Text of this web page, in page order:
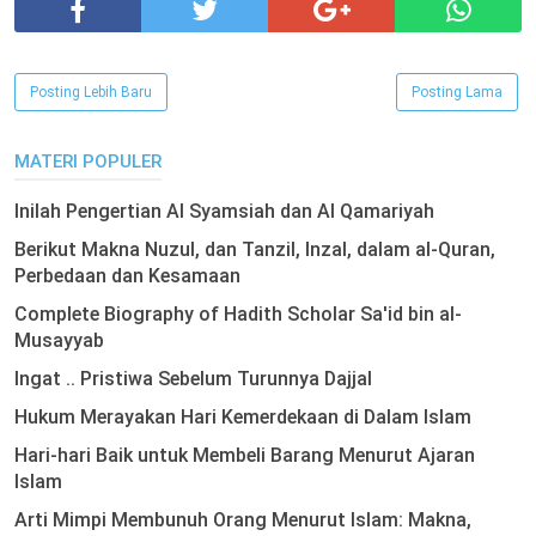
Posting Lebih Baru Posting Lama
MATERI POPULER
Inilah Pengertian Al Syamsiah dan Al Qamariyah
Berikut Makna Nuzul, dan Tanzil, Inzal, dalam al-Quran,
Perbedaan dan Kesamaan
Complete Biography of Hadith Scholar Sa'id bin al-
Musayyab
Ingat .. Pristiwa Sebelum Turunnya Dajjal
Hukum Merayakan Hari Kemerdekaan di Dalam Islam
Hari-hari Baik untuk Membeli Barang Menurut Ajaran
Islam
Arti Mimpi Membunuh Orang Menurut Islam: Makna,